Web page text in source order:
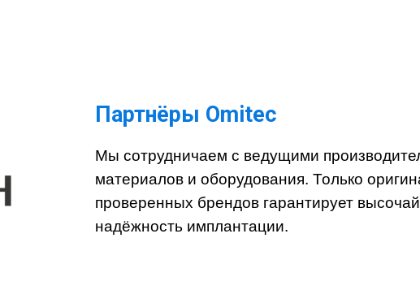
Мы сотрудничаем с ведущими
материалов и оборудования. Только
проверенных брендов гарантирует
надёжность имплантации.
Партнёры Omitec